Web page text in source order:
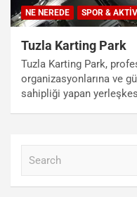
NE NEREDE SPOR &
Tuzla Karting Park
Tuzla Karting Park,
organizasyonlarına ve
sahipliği yapan